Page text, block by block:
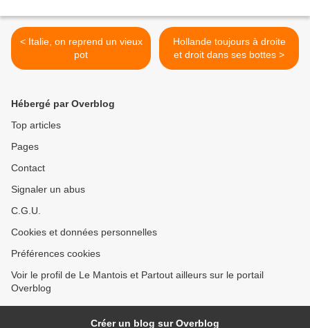
< Italie, on reprend un vieux
pot
Hollande toujours à droite
et droit dans ses bottes >
Hébergé par Overblog
Top articles
Pages
Contact
Signaler un abus
C.G.U.
Cookies et données personnelles
Préférences cookies
Voir le profil de Le Mantois et Partout ailleurs sur le portail
Overblog
Créer un blog sur Overblog